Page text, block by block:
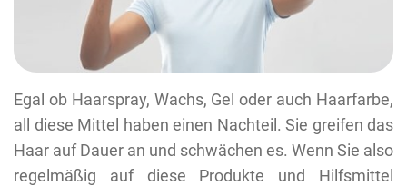
Egal ob Haarspray, Wachs, Gel oder auch Haarfarbe,
all diese Mittel haben einen Nachteil. Sie greifen das
Haar auf Dauer an und schwächen es. Wenn Sie also
regelmäßig auf diese Produkte und Hilfsmittel